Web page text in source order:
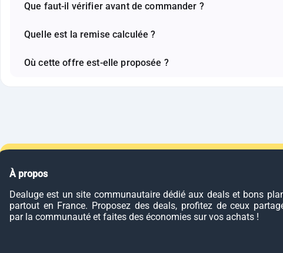
Que faut-il vérifier avant de commander ?
Quelle est la remise calculée ?
Où cette offre est-elle proposée ?
À propos
Dealuge est un site communautaire dédié aux deals et bons
partout en France. Proposez des deals, profitez de ceux
par la communauté et faites des économies sur vos achats !